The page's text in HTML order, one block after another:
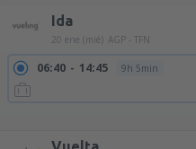
Ida
20 ene (mié) AGP - TFN
06:40 14:45 9h 5min